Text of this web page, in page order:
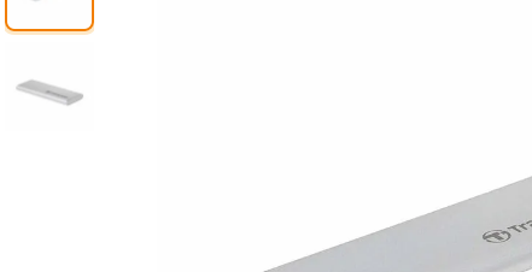
card memorie